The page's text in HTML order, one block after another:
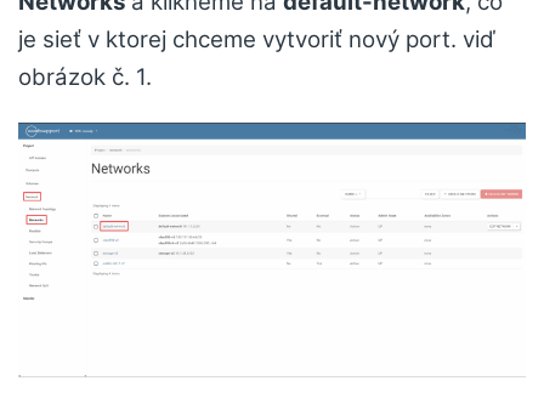
je sieť v ktorej chceme vytvoriť nový port. viď
obrázok č. 1.